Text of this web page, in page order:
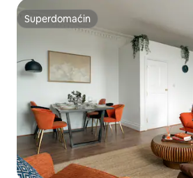
Superdomaćin
Superdomaćin